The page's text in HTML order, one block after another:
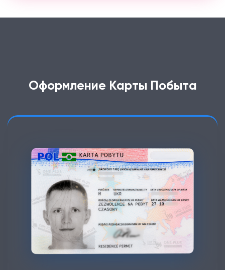
Оформление Карты Побыта